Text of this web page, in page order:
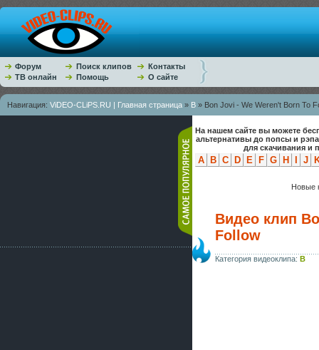
Форум Поиск клипов
Контакты
ТВ онлайн
Помощь О сайте
Навигация: ViDEO-CLiPS.RU | Главная страница » B » Bon Jovi - We Weren't Born To
На нашем сайте вы можете
альтернативы до попсы и
для скачивания и
A B C D E F G H J
Новые
Видео клип
Follow
Категория видеоклипа: B